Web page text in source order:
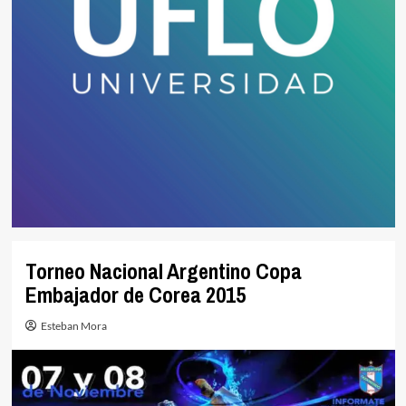
Torneo Nacional Argentino Copa
Embajador de Corea 2015
Esteban Mora